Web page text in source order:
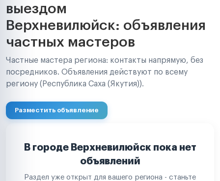
выездом
Верхневилюйск: объявления
частных мастеров
Частные мастера региона: контакты напрямую, без
посредников. Объявления действуют по всему
региону (Республика Саха (Якутия)).
Разместить объявление
В городе Верхневилюйск пока нет
объявлений
Раздел уже открыт для вашего региона - станьте